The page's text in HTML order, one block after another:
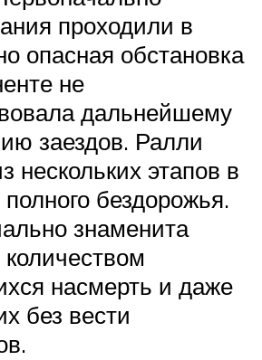
проходили в
опасная обстановка
не
дальнейшему
заездов. Ралли
нескольких этапов в
бездорожья.
знаменита
насмерть и даже
без вести